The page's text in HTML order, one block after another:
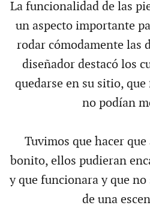
La funcionalidad de las
un aspecto importante
rodar cómodamente las
diseñador destacó los
quedarse en su sitio,
no podían
Tuvimos que hacer
bonito, ellos pudieran
y que funcionara y que
de una